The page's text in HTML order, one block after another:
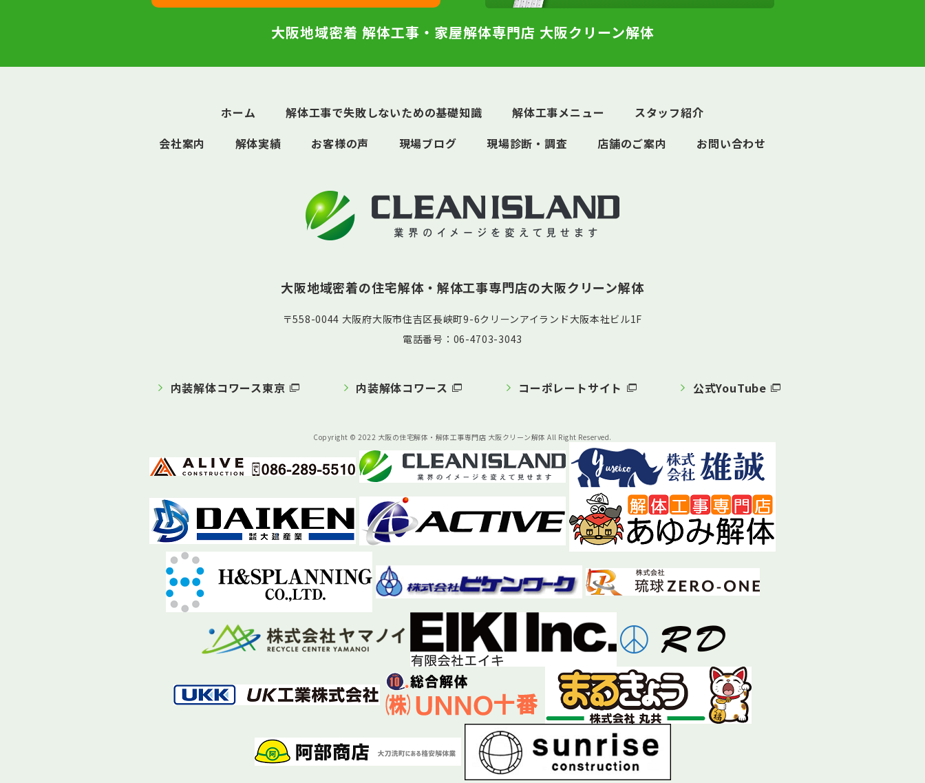
大阪地域密着 解体工事・家屋解体専門店 大阪クリーン解体
ホーム 解体工事で失敗しないための基礎知識 解体工事メニュー
スタッフ紹介
会社案内
解体実績 お客様の声 現場ブログ 現場診断・調査 店舗のご案内 お問い合わせ
大阪地域密着の住宅解体・解体工事専門店の大阪クリーン解体
〒558-0044 大阪府大阪市住吉区長峡町9-6クリーンアイランド大阪本社ビル1F
電話番号：06-4703-3043
内装解体コワース東京 内装解体コワース コーポレートサイト 公式YouTube
Copyright © 2022 大阪の住宅解体・解体工事専門店 大阪クリーン解体 All Right Reserved.